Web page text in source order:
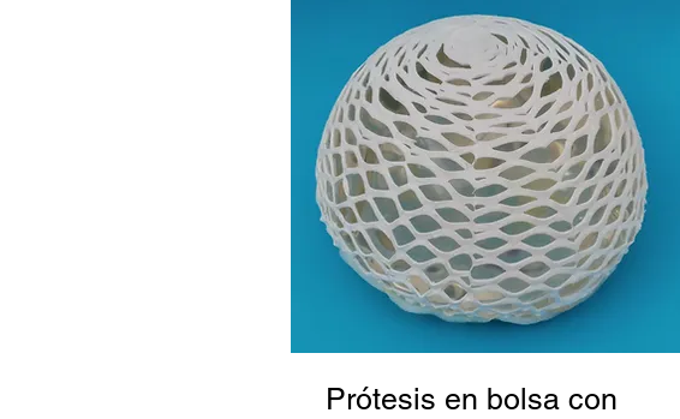
Prótesis en bolsa con